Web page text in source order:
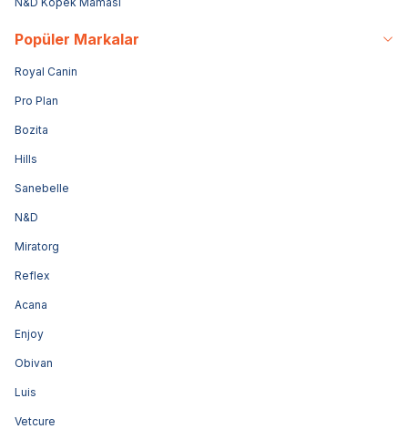
Popüler Markalar
Royal Canin
Pro Plan
Bozita
Hills
Sanebelle
N&D
Miratorg
Reflex
Acana
Enjoy
Obivan
Luis
Vetcure